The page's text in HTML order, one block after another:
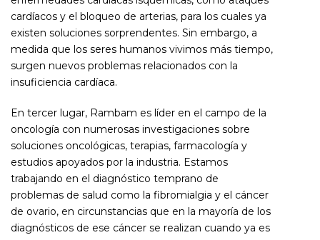
cardíacos y el bloqueo de arterias, para los cuales ya
existen soluciones sorprendentes. Sin embargo, a
medida que los seres humanos vivimos más tiempo,
surgen nuevos problemas relacionados con la
insuficiencia cardíaca.
En tercer lugar, Rambam es líder en el campo de la
oncología con numerosas investigaciones sobre
soluciones oncológicas, terapias, farmacología y
estudios apoyados por la industria. Estamos
trabajando en el diagnóstico temprano de
problemas de salud como la fibromialgia y el cáncer
de ovario, en circunstancias que en la mayoría de los
diagnósticos de ese cáncer se realizan cuando ya es